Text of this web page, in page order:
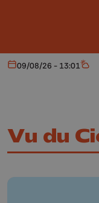
Aujourd'hui
09/08/26 - 13:01
Vu du